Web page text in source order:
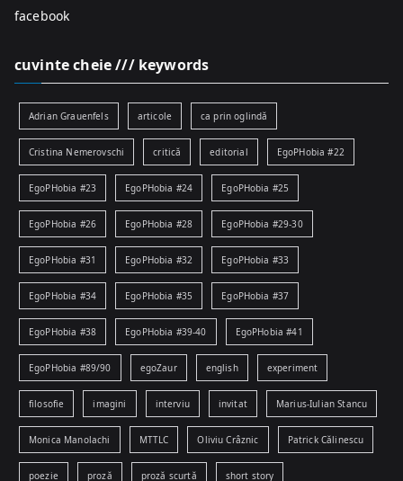
facebook
cuvinte cheie /// keywords
Adrian Grauenfels articole ca prin oglindă
Cristina Nemerovschi critică editorial EgoPHobia #22
EgoPHobia #23 EgoPHobia #24 EgoPHobia #25
EgoPHobia #26 EgoPHobia #28 EgoPHobia #29-30
EgoPHobia #31 EgoPHobia #32 EgoPHobia #33
EgoPHobia #34 EgoPHobia #35 EgoPHobia #37
EgoPHobia #38 EgoPHobia #39-40 EgoPHobia #41
EgoPHobia #89/90 egoZaur english experiment
filosofie imagini interviu invitat Marius-Iulian Stancu
Monica Manolachi MTTLC Oliviu Crâznic Patrick Călinescu
poezie proză proză scurtă short story